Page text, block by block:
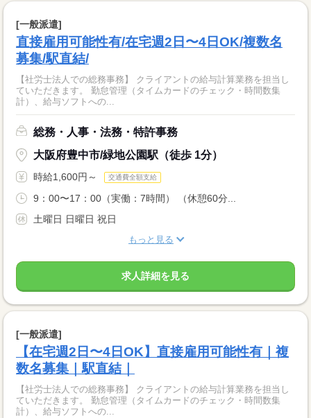
[一般派遣]
直接雇用可能性有/在宅週2日〜4日OK/複数名
募集/駅直結/
【社労士法人での総務事務】 クライアントの給与計算業務を担当し
ていただきます。 勤怠管理（タイムカードのチェック・時間数集
計）、給与ソフトへの...
総務・人事・法務・特許事務
大阪府豊中市/緑地公園駅（徒歩 1分）
時給1,600円～ 交通費全額支給
9：00〜17：00（実働：7時間） （休憩60分...
土曜日 日曜日 祝日
もっと見る
求人詳細を見る
[一般派遣]
【在宅週2日〜4日OK】直接雇用可能性有｜複
数名募集｜駅直結｜
【社労士法人での総務事務】 クライアントの給与計算業務を担当し
ていただきます。 勤怠管理（タイムカードのチェック・時間数集
計）、給与ソフトへの...